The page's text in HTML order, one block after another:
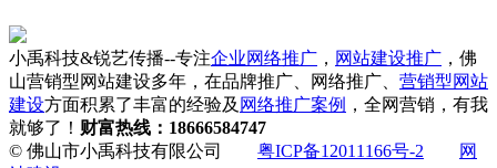
小禹科技&锐艺传播--专注企业网络推广 ， 网站建设推广 ，佛
山营销型网站建设多年，在品牌推广、网络推广、 营销型网站
建设方面积累了丰富的经验及 网络推广案例 ，全网营销，有我
就够了！ 财富热线：18666584747
© 佛山市小禹科技有限公司 粤ICP备12011166号-2
网